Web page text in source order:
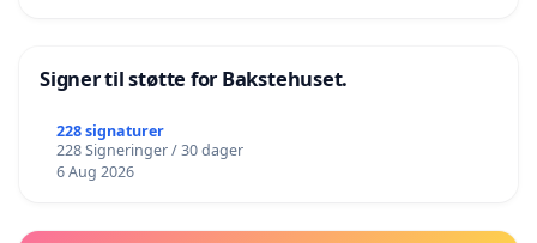
Signer til støtte for Bakstehuset.
228 signaturer
228 Signeringer / 30 dager
6 Aug 2026